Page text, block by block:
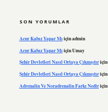
SON YORUMLAR
Acur Kabız Yapar Mıiçinadmin
Acur Kabız Yapar Mı içinUmay
Şehir Devletleri Nasıl Ortaya Çıkmıştıriçin
Şehir Devletleri Nasıl Ortaya Çıkmıştıriçin
Adrenalin Ve Noradrenalin Farkı Nediriçin